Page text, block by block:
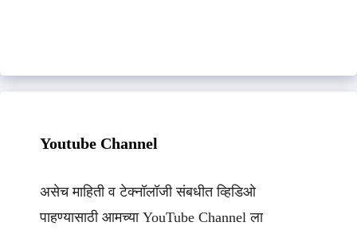
Youtube Channel
असेच माहिती व टेक्नॉलॉजी संबधीत व्हिडिओ
पाहण्यासाठी आमच्या YouTube Channel ला